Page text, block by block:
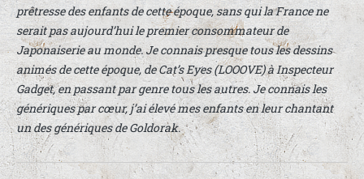
prêtresse des enfants de cette époque, sans qui la France ne
serait pas aujourd’hui le premier consommateur de
Japonaiserie au monde. Je connais presque tous les dessins
animés de cette époque, de Cat’s Eyes (LOOOVE) à Inspecteur
Gadget, en passant par genre tous les autres. Je connais les
génériques par cœur, j’ai élevé mes enfants en leur chantant
un des génériques de Goldorak.